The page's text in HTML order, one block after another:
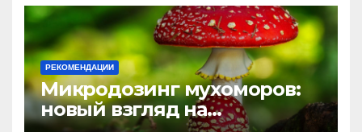
РЕКОМЕНДАЦИИ
Микродозинг мухоморов:
новый взгляд на